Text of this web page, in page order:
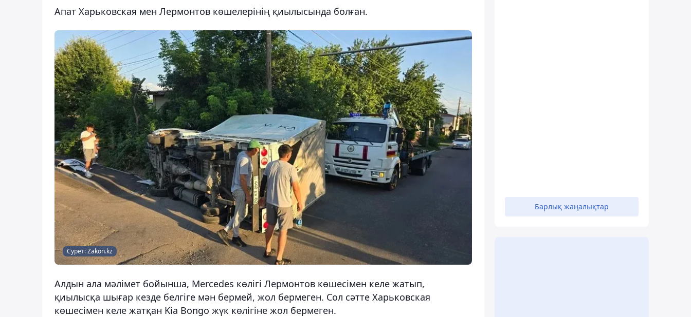
Апат Харьковская мен Лермонтов көшелерінің қиылысында болған.
Сурет: Zakon.kz
Алдын ала мәлімет бойынша, Mercedes көлігі Лермонтов көшесімен келе жатып,
қиылысқа шығар кезде белгіге мән бермей, жол бермеген. Сол сәтте Харьковская
көшесімен келе жатқан Kia Bongo жүк көлігіне жол бермеген.
Барлық жаңалықтар